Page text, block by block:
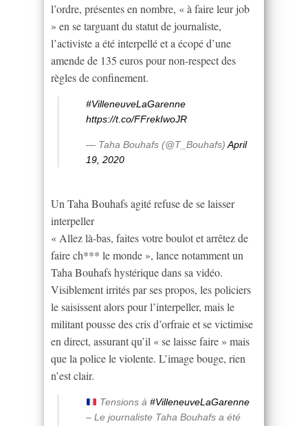
l’ordre, présentes en nombre, « à faire leur job
» en se targuant du statut de journaliste,
l’activiste a été interpellé et a écopé d’une
amende de 135 euros pour non-respect des
règles de confinement.
#VilleneuveLaGarenne
https://t.co/FFrekIwoJR
— Taha Bouhafs (@T_Bouhafs) April
19, 2020
Un Taha Bouhafs agité refuse de se laisser
interpeller
« Allez là-bas, faites votre boulot et arrêtez de
faire ch*** le monde », lance notamment un
Taha Bouhafs hystérique dans sa vidéo.
Visiblement irrités par ses propos, les policiers
le saisissent alors pour l’interpeller, mais le
militant pousse des cris d’orfraie et se victimise
en direct, assurant qu’il « se laisse faire » mais
que la police le violente. L’image bouge, rien
n’est clair.
Tensions à #VilleneuveLaGarenne
– Le journaliste Taha Bouhafs a été